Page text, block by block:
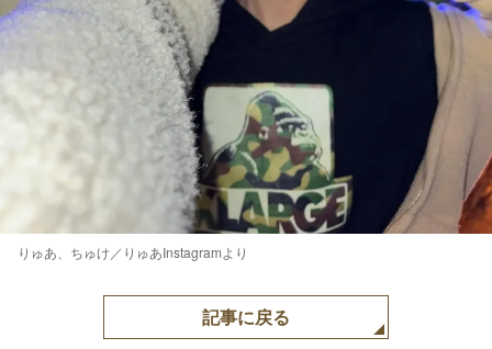
りゅあ、ちゅけ／りゅあInstagramより
記事に戻る